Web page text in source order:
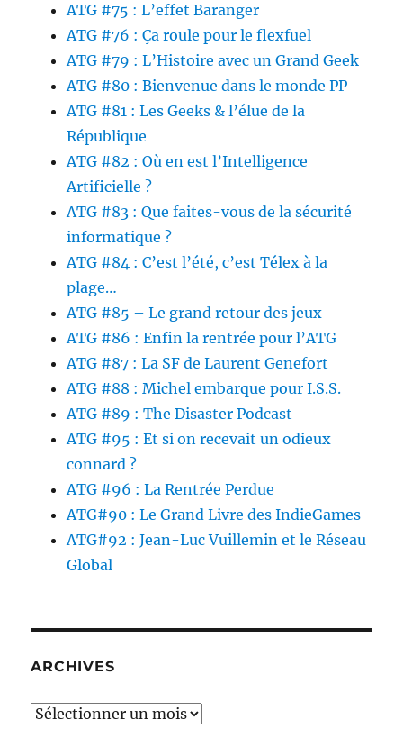
ATG #75 : L’effet Baranger
ATG #76 : Ça roule pour le flexfuel
ATG #79 : L’Histoire avec un Grand Geek
ATG #80 : Bienvenue dans le monde PP
ATG #81 : Les Geeks & l’élue de la
République
ATG #82 : Où en est l’Intelligence
Artificielle ?
ATG #83 : Que faites-vous de la sécurité
informatique ?
ATG #84 : C’est l’été, c’est Télex à la
plage…
ATG #85 – Le grand retour des jeux
ATG #86 : Enfin la rentrée pour l’ATG
ATG #87 : La SF de Laurent Genefort
ATG #88 : Michel embarque pour I.S.S.
ATG #89 : The Disaster Podcast
ATG #95 : Et si on recevait un odieux
connard ?
ATG #96 : La Rentrée Perdue
ATG#90 : Le Grand Livre des IndieGames
ATG#92 : Jean-Luc Vuillemin et le Réseau
Global
ARCHIVES
Archives